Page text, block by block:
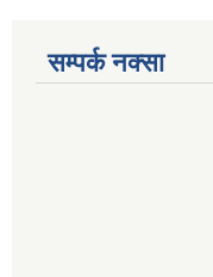
सम्पर्क नक्सा